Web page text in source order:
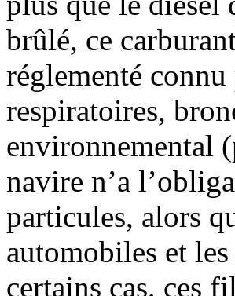
brûlé, ce
réglementé
respiratoires,
environnemental
navire n’a
particules, alors
automobiles et
certains cas, ces